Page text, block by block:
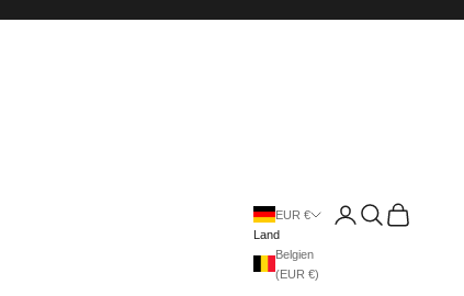
EUR €
Land
Belgien
(EUR €)
AnmeldenSuchenWarenkorb